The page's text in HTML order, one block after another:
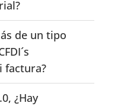
de un tipo
factura?
¿Hay